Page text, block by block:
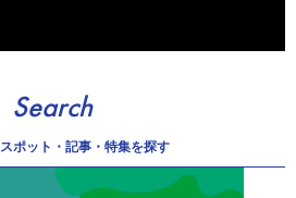
Search
スポット・記事・特集を探す